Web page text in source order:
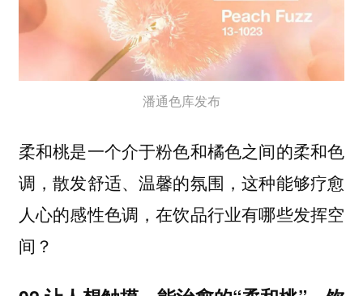
潘通色库发布
柔和桃是一个介于粉色和橘色之间的柔和色
调，散发舒适、温馨的氛围，这种能够疗愈
人心的感性色调，在饮品行业有哪些发挥空
间？